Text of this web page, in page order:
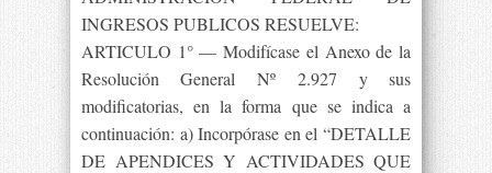
INGRESOS PUBLICOS RESUELVE:
ARTICULO 1° — Modifícase el Anexo de la
Resolución General Nº 2.927 y sus
modificatorias, en la forma que se indica a
continuación: a) Incorpórase en el “DETALLE
DE APENDICES Y ACTIVIDADES QUE